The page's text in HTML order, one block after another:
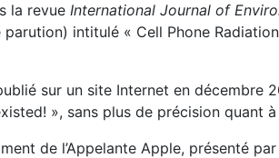
la revue International Journal of
parution) intitulé « Cell Phone
sur un site Internet en décembre
», sans plus de précision quant à
de l’Appelante Apple, présenté